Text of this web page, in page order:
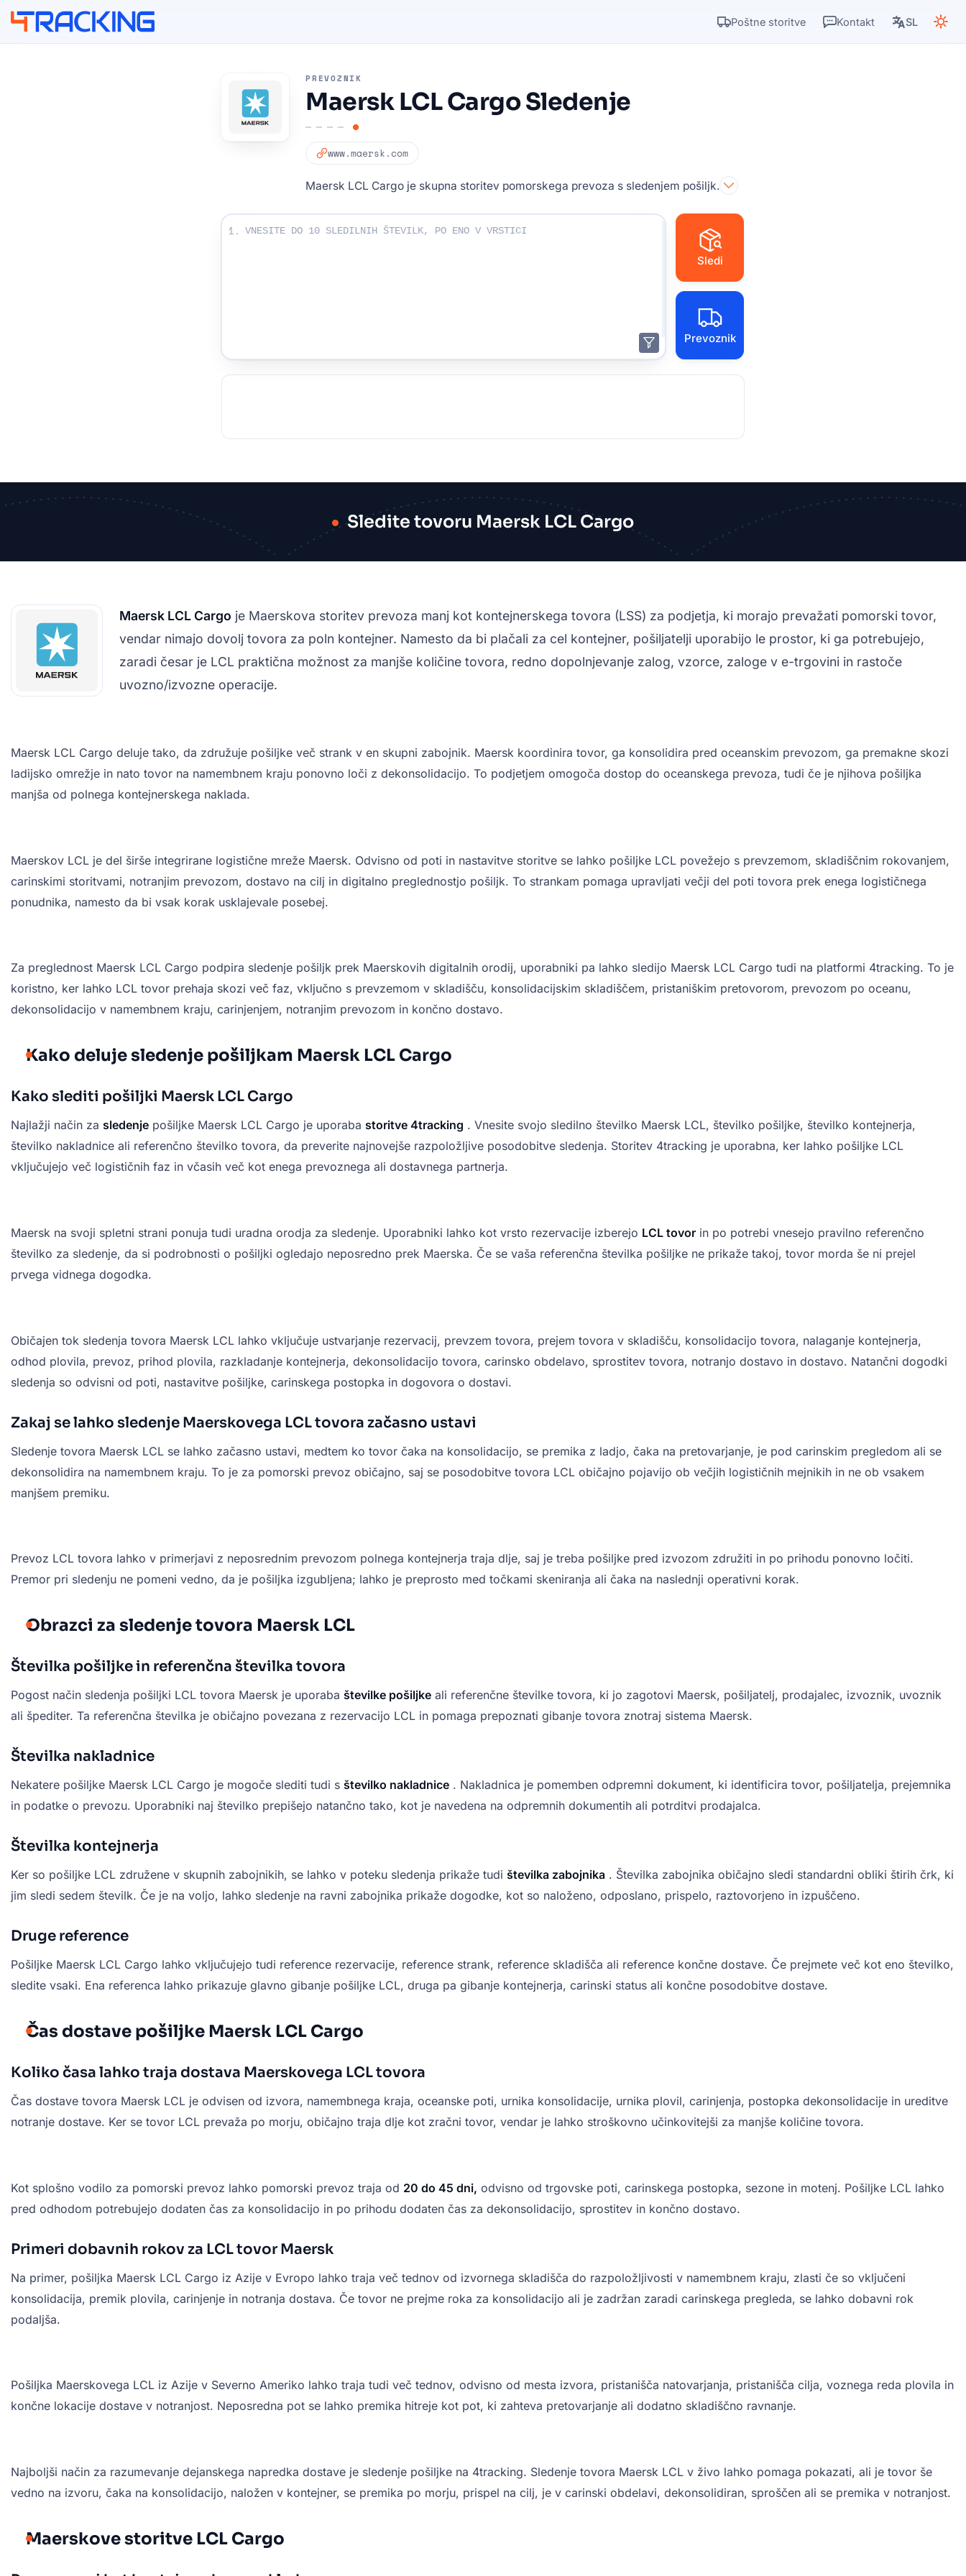
Poštne storitve Kontakt SL
PREVOZNIK
Maersk LCL Cargo Sledenje
www.maersk.com
Maersk LCL Cargo je skupna storitev pomorskega prevoza s sledenjem pošiljk.
Vnesite svoje sledilne številke:
1.
Sledi
Prevoznik
Sledite tovoru Maersk LCL Cargo
Maersk LCL Cargo je Maerskova storitev prevoza manj kot kontejnerskega tovora (LSS) za podjetja, ki morajo prevažati pomorski tovor,
vendar nimajo dovolj tovora za poln kontejner. Namesto da bi plačali za cel kontejner, pošiljatelji uporabijo le prostor, ki ga potrebujejo,
zaradi česar je LCL praktična možnost za manjše količine tovora, redno dopolnjevanje zalog, vzorce, zaloge v e-trgovini in rastoče
uvozno/izvozne operacije.
Maersk LCL Cargo deluje tako, da združuje pošiljke več strank v en skupni zabojnik. Maersk koordinira tovor, ga konsolidira pred oceanskim prevozom, ga premakne skozi
ladijsko omrežje in nato tovor na namembnem kraju ponovno loči z dekonsolidacijo. To podjetjem omogoča dostop do oceanskega prevoza, tudi če je njihova pošiljka
manjša od polnega kontejnerskega naklada.
Maerskov LCL je del širše integrirane logistične mreže Maersk. Odvisno od poti in nastavitve storitve se lahko pošiljke LCL povežejo s prevzemom, skladiščnim rokovanjem,
carinskimi storitvami, notranjim prevozom, dostavo na cilj in digitalno preglednostjo pošiljk. To strankam pomaga upravljati večji del poti tovora prek enega logističnega
ponudnika, namesto da bi vsak korak usklajevale posebej.
Za preglednost Maersk LCL Cargo podpira sledenje pošiljk prek Maerskovih digitalnih orodij, uporabniki pa lahko sledijo Maersk LCL Cargo tudi na platformi 4tracking. To je
koristno, ker lahko LCL tovor prehaja skozi več faz, vključno s prevzemom v skladišču, konsolidacijskim skladiščem, pristaniškim pretovorom, prevozom po oceanu,
dekonsolidacijo v namembnem kraju, carinjenjem, notranjim prevozom in končno dostavo.
Kako deluje sledenje pošiljkam Maersk LCL Cargo
Kako slediti pošiljki Maersk LCL Cargo
Najlažji način za sledenje pošiljke Maersk LCL Cargo je uporaba storitve 4tracking . Vnesite svojo sledilno številko Maersk LCL, številko pošiljke, številko kontejnerja,
številko nakladnice ali referenčno številko tovora, da preverite najnovejše razpoložljive posodobitve sledenja. Storitev 4tracking je uporabna, ker lahko pošiljke LCL
vključujejo več logističnih faz in včasih več kot enega prevoznega ali dostavnega partnerja.
Maersk na svoji spletni strani ponuja tudi uradna orodja za sledenje. Uporabniki lahko kot vrsto rezervacije izberejo LCL tovor in po potrebi vnesejo pravilno referenčno
številko za sledenje, da si podrobnosti o pošiljki ogledajo neposredno prek Maerska. Če se vaša referenčna številka pošiljke ne prikaže takoj, tovor morda še ni prejel
prvega vidnega dogodka.
Običajen tok sledenja tovora Maersk LCL lahko vključuje ustvarjanje rezervacij, prevzem tovora, prejem tovora v skladišču, konsolidacijo tovora, nalaganje kontejnerja,
odhod plovila, prevoz, prihod plovila, razkladanje kontejnerja, dekonsolidacijo tovora, carinsko obdelavo, sprostitev tovora, notranjo dostavo in dostavo. Natančni dogodki
sledenja so odvisni od poti, nastavitve pošiljke, carinskega postopka in dogovora o dostavi.
Zakaj se lahko sledenje Maerskovega LCL tovora začasno ustavi
Sledenje tovora Maersk LCL se lahko začasno ustavi, medtem ko tovor čaka na konsolidacijo, se premika z ladjo, čaka na pretovarjanje, je pod carinskim pregledom ali se
dekonsolidira na namembnem kraju. To je za pomorski prevoz običajno, saj se posodobitve tovora LCL običajno pojavijo ob večjih logističnih mejnikih in ne ob vsakem
manjšem premiku.
Prevoz LCL tovora lahko v primerjavi z neposrednim prevozom polnega kontejnerja traja dlje, saj je treba pošiljke pred izvozom združiti in po prihodu ponovno ločiti.
Premor pri sledenju ne pomeni vedno, da je pošiljka izgubljena; lahko je preprosto med točkami skeniranja ali čaka na naslednji operativni korak.
Obrazci za sledenje tovora Maersk LCL
Številka pošiljke in referenčna številka tovora
Pogost način sledenja pošiljki LCL tovora Maersk je uporaba številke pošiljke ali referenčne številke tovora, ki jo zagotovi Maersk, pošiljatelj, prodajalec, izvoznik, uvoznik
ali špediter. Ta referenčna številka je običajno povezana z rezervacijo LCL in pomaga prepoznati gibanje tovora znotraj sistema Maersk.
Številka nakladnice
Nekatere pošiljke Maersk LCL Cargo je mogoče slediti tudi s številko nakladnice . Nakladnica je pomemben odpremni dokument, ki identificira tovor, pošiljatelja, prejemnika
in podatke o prevozu. Uporabniki naj številko prepišejo natančno tako, kot je navedena na odpremnih dokumentih ali potrditvi prodajalca.
Številka kontejnerja
Ker so pošiljke LCL združene v skupnih zabojnikih, se lahko v poteku sledenja prikaže tudi številka zabojnika . Številka zabojnika običajno sledi standardni obliki štirih črk, ki
jim sledi sedem številk. Če je na voljo, lahko sledenje na ravni zabojnika prikaže dogodke, kot so naloženo, odposlano, prispelo, raztovorjeno in izpuščeno.
Druge reference
Pošiljke Maersk LCL Cargo lahko vključujejo tudi reference rezervacije, reference strank, reference skladišča ali reference končne dostave. Če prejmete več kot eno številko,
sledite vsaki. Ena referenca lahko prikazuje glavno gibanje pošiljke LCL, druga pa gibanje kontejnerja, carinski status ali končne posodobitve dostave.
Čas dostave pošiljke Maersk LCL Cargo
Koliko časa lahko traja dostava Maerskovega LCL tovora
Čas dostave tovora Maersk LCL je odvisen od izvora, namembnega kraja, oceanske poti, urnika konsolidacije, urnika plovil, carinjenja, postopka dekonsolidacije in ureditve
notranje dostave. Ker se tovor LCL prevaža po morju, običajno traja dlje kot zračni tovor, vendar je lahko stroškovno učinkovitejši za manjše količine tovora.
Kot splošno vodilo za pomorski prevoz lahko pomorski prevoz traja od 20 do 45 dni, odvisno od trgovske poti, carinskega postopka, sezone in motenj. Pošiljke LCL lahko
pred odhodom potrebujejo dodaten čas za konsolidacijo in po prihodu dodaten čas za dekonsolidacijo, sprostitev in končno dostavo.
Primeri dobavnih rokov za LCL tovor Maersk
Na primer, pošiljka Maersk LCL Cargo iz Azije v Evropo lahko traja več tednov od izvornega skladišča do razpoložljivosti v namembnem kraju, zlasti če so vključeni
konsolidacija, premik plovila, carinjenje in notranja dostava. Če tovor ne prejme roka za konsolidacijo ali je zadržan zaradi carinskega pregleda, se lahko dobavni rok
podaljša.
Pošiljka Maerskovega LCL iz Azije v Severno Ameriko lahko traja tudi več tednov, odvisno od mesta izvora, pristanišča natovarjanja, pristanišča cilja, voznega reda plovila in
končne lokacije dostave v notranjost. Neposredna pot se lahko premika hitreje kot pot, ki zahteva pretovarjanje ali dodatno skladiščno ravnanje.
Najboljši način za razumevanje dejanskega napredka dostave je sledenje pošiljke na 4tracking. Sledenje tovora Maersk LCL v živo lahko pomaga pokazati, ali je tovor še
vedno na izvoru, čaka na konsolidacijo, naložen v kontejner, se premika po morju, prispel na cilj, je v carinski obdelavi, dekonsolidiran, sproščen ali se premika v notranjost.
Maerskove storitve LCL Cargo